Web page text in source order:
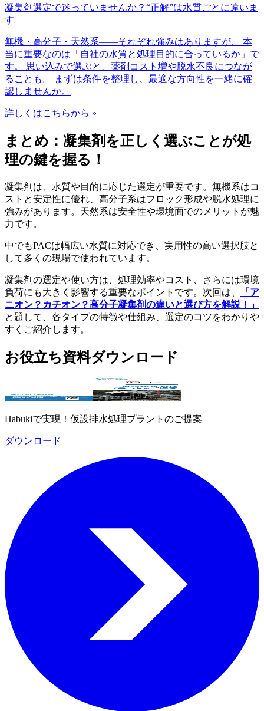
凝集剤選定で迷っていませんか？“正解”は水質ごとに違いま
す
無機・高分子・天然系――それぞれ強みはありますが、 本
当に重要なのは「自社の水質と処理目的に合っているか」で
す。 思い込みで選ぶと、薬剤コスト増や脱水不良につなが
ることも。 まずは条件を整理し、最適な方向性を一緒に確
認しませんか。
詳しくはこちらから »
まとめ：凝集剤を正しく選ぶことが処
理の鍵を握る！
凝集剤は、水質や目的に応じた選定が重要です。無機系はコ
ストと安定性に優れ、高分子系はフロック形成や脱水処理に
強みがあります。天然系は安全性や環境面でのメリットが魅
力です。
中でもPACは幅広い水質に対応でき、実用性の高い選択肢と
して多くの現場で使われています。
凝集剤の選定や使い方は、処理効率やコスト、さらには環境
負荷にも大きく影響する重要なポイントです。次回は、
「ア
ニオン？カチオン？高分子凝集剤の違いと選び方を解説！」
と題して、各タイプの特徴や仕組み、選定のコツをわかりや
すくご紹介します。
お役立ち資料ダウンロード
Habukiで実現！仮設排水処理プラントのご提案
ダウンロード